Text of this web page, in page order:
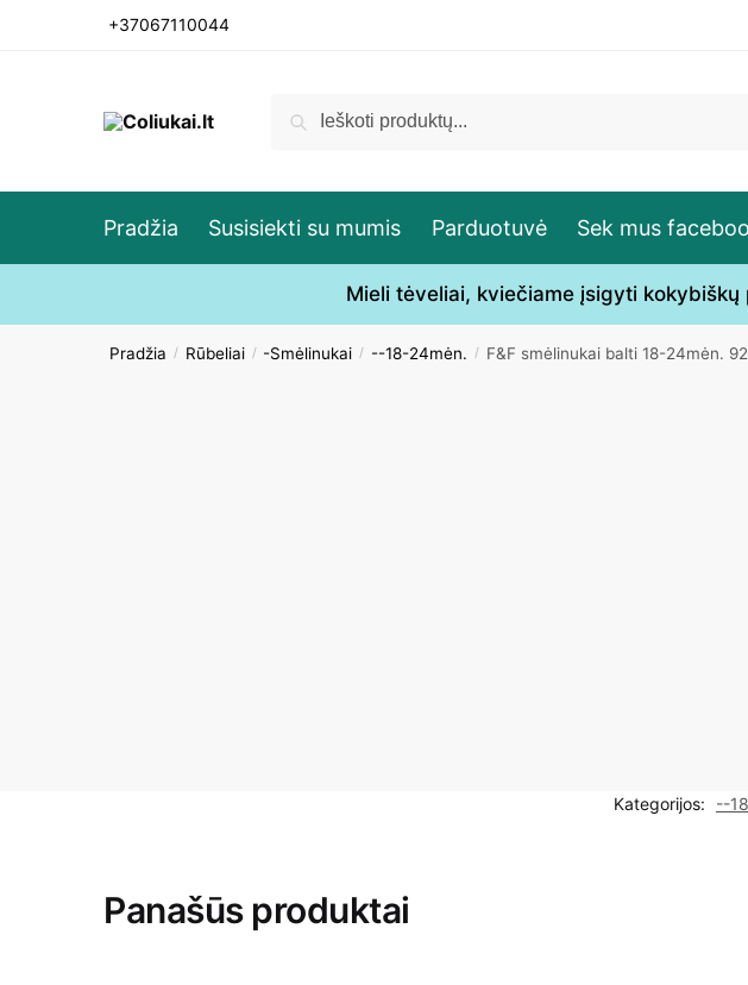
+37067110044
Ieškoti:
Ieškoti
Pradžia Susisiekti su mumis Parduotuvė Sek mus
Mieli tėveliai, kviečiame įsigyti
Pradžia / Rūbeliai / -Smėlinukai / --18-24mėn. / F&F smėlinukai balti 18-24mėn.
Kategorijos: --
Panašūs produktai